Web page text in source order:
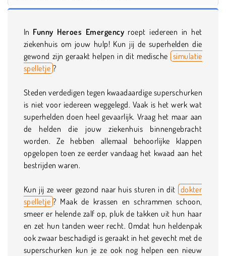
In Funny Heroes Emergency roept iedereen in het
ziekenhuis om jouw hulp! Kun jij de superhelden die
gewond zijn geraakt helpen in dit medische simulatie
spelletje ?
Steden verdedigen tegen kwaadaardige superschurken
is niet voor iedereen weggelegd. Vaak is het werk wat
superhelden doen heel gevaarlijk. Vraag het maar aan
de helden die jouw ziekenhuis binnengebracht
worden. Ze hebben allemaal behoorlijke klappen
opgelopen toen ze eerder vandaag het kwaad aan het
bestrijden waren.
Kun jij ze weer gezond naar huis sturen in dit dokter
spelletje ? Maak de krassen en schrammen schoon,
smeer er helende zalf op, pluk de takken uit hun haar
en zet hun tanden weer recht. Omdat hun heldenpak
ook zwaar beschadigd is geraakt in het gevecht met de
superschurken kun je ze ook nog helpen een nieuw